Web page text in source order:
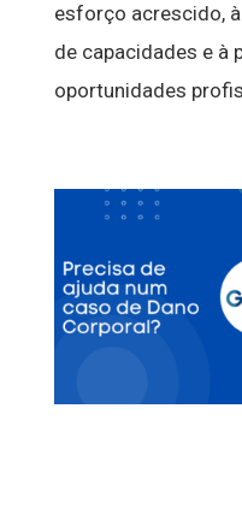
esforço acrescido,
de capacidades e à
oportunidades